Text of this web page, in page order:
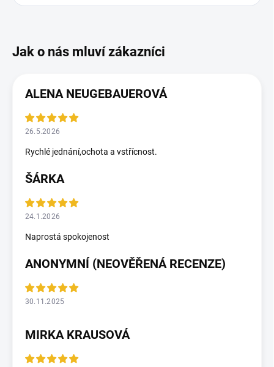
ALENA NEUGEBAUEROVÁ
26.5.2026
Rychlé jednání,ochota a vstřícnost.
ŠÁRKA
24.1.2026
Naprostá spokojenost
ANONYMNÍ (NEOVĚŘENÁ RECENZE)
30.11.2025
MIRKA KRAUSOVÁ